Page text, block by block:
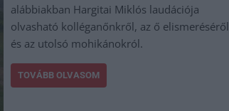
alábbiakban Hargitai Miklós laudációja
olvasható kolléganőnkről, az ő elismeréséről
és az utolsó mohikánokról.
TOVÁBB OLVASOM